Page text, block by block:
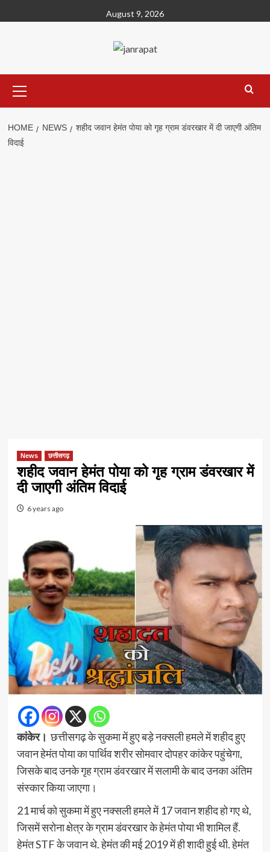
to
August 9, 2026
Menu
HOME NEWS
शहीद जवान हेमंत पोया को गृह ग्राम डंवरखार में दी जाएगी अंतिम
विदाई
News छत्तीसगढ़
शहीद जवान हेमंत पोया को गृह ग्राम डंवरखार में
दी जाएगी अंतिम विदाई
6 years ago
कांकेर।छत्तीसगढ़ के सुकमा में हुए बड़े नक्सली हमले में शहीद हुए
जवान हेमंत पोया का पार्थिव शरीर सोमवार दोपहर कांकेर पहुंचेगा,
जिसके बाद उनके गृह ग्राम डंवरखार में सलामी के बाद उनका अंतिम
संस्कार किया जाएगा।
21 मार्च को सुकमा में हुए नक्सली हमले में 17 जवान शहीद हो गए थे,
जिसमें सरोना क्षेत्र के ग्राम डंवरखार के हेमंत पोया भी शामिल हैं.
हेमंत STF के जवान थे. हेमंत की मई 2019 में ही शादी हुई थी. हेमंत